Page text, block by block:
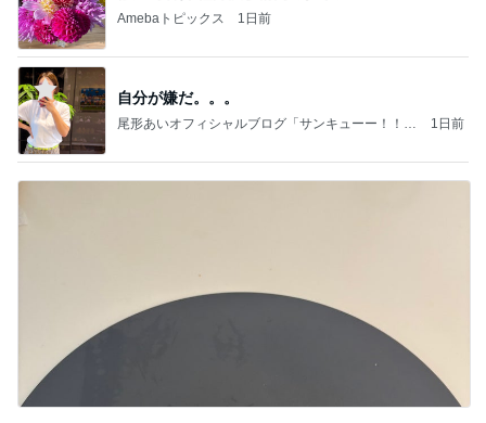
Amebaトピックス 1日前
自分が嫌だ。。。
尾形あいオフィシャルブログ「サンキューー！！尾
1日前